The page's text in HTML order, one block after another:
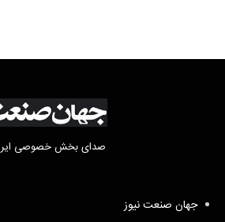
صدای بخش خصوصی
جهان صنعت نیوز